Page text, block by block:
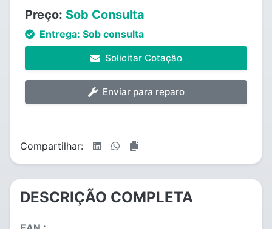
Preço: Sob Consulta
Entrega: Sob consulta
Solicitar Cotação
Enviar para reparo
Compartilhar:
DESCRIÇÃO COMPLETA